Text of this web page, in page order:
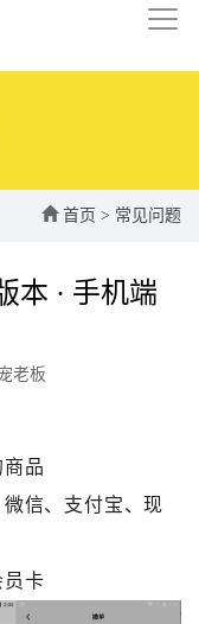
首页 > 常见问题
本 · 手机端
老板
品
信、支付宝、现
员卡